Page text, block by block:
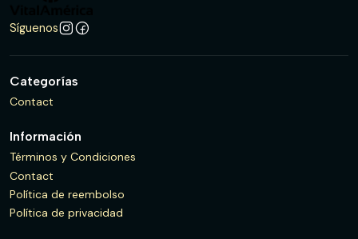
Síguenos
Categorías
Contact
Información
Términos y Condiciones
Contact
Política de reembolso
Política de privacidad